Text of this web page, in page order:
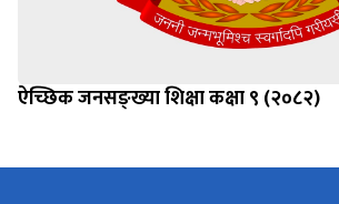
ऐच्छिक जनसङ्ख्या शिक्षा कक्षा ९ (२०८२)